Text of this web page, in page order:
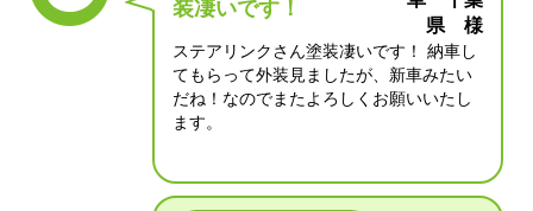
装凄いです！
県 様
ステアリンクさん塗装凄いです！ 納車し
てもらって外装見ましたが、新車みたい
だね！なのでまたよろしくお願いいたし
ます。